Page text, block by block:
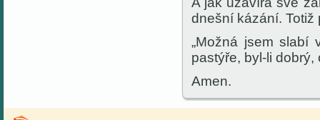
dnešní kázání. Totiž
„Možná jsem slabí
pastýře, byl-li dobrý,
Amen.